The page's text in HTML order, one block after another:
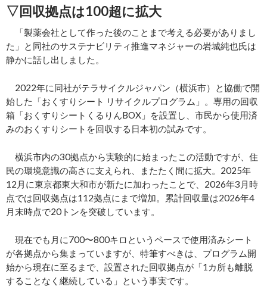
▽回収拠点は100超に拡大
「製薬会社として作った後のことまで考える必要がありまし
た」と同社のサステナビリティ推進マネジャーの岩城純也氏は
静かに話し出しました。
2022年に同社がテラサイクルジャパン（横浜市）と協働で開
始した「おくすりシート リサイクルプログラム」。専用の回収
箱「おくすりシートくるりんBOX」を設置し、市民から使用済
みのおくすりシートを回収する日本初の試みです。
横浜市内の30拠点から実験的に始まったこの活動ですが、住
民の環境意識の高さに支えられ、またたく間に拡大。2025年
12月に東京都東大和市が新たに加わったことで、2026年3月時
点では回収拠点は112拠点にまで増加。累計回収量は2026年4
月末時点で20トンを突破しています。
現在でも月に700〜800キロというペースで使用済みシート
が各拠点から集まっていますが、特筆すべきは、プログラム開
始から現在に至るまで、設置された回収拠点が「1カ所も離脱
することなく継続している」という事実です。